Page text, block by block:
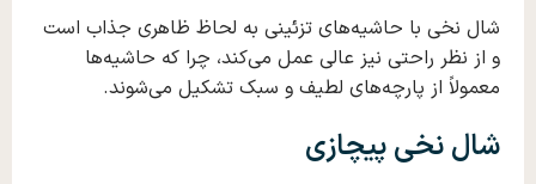
شال نخی با حاشیه‌های تزئینی به لحاظ ظاهری جذاب است
و از نظر راحتی نیز عالی عمل می‌کند، چرا که حاشیه‌ها
معمولاً از پارچه‌های لطیف و سبک تشکیل می‌شوند.
شال نخی پیچازی